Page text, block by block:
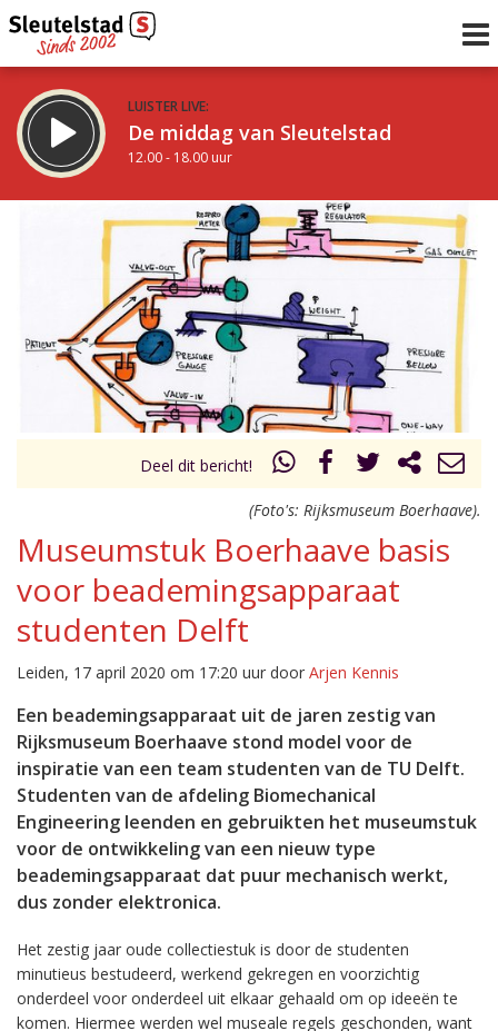
LUISTER LIVE:
De middag van Sleutelstad
12.00 - 18.00 uur
De vrijdagavond met Keanu
18.00 - 19.00 uur
uur 1 van 0 Volgend uur
Inklappen
Deel dit bericht!
(Foto's: Rijksmuseum Boerhaave).
Museumstuk Boerhaave basis
voor beademingsapparaat
studenten Delft
Leiden, 17 april 2020 om 17:20 uur door Arjen Kennis
Een beademingsapparaat uit de jaren zestig van
Rijksmuseum Boerhaave stond model voor de
inspiratie van een team studenten van de TU Delft.
Studenten van de afdeling Biomechanical
Engineering leenden en gebruikten het museumstuk
voor de ontwikkeling van een nieuw type
beademingsapparaat dat puur mechanisch werkt,
dus zonder elektronica.
Het zestig jaar oude collectiestuk is door de studenten
minutieus bestudeerd, werkend gekregen en voorzichtig
onderdeel voor onderdeel uit elkaar gehaald om op ideeën te
komen. Hiermee werden wel museale regels geschonden, want